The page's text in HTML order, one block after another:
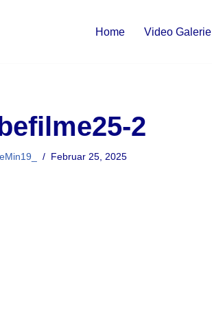
Home Video Galerie
2
Februar 25, 2025